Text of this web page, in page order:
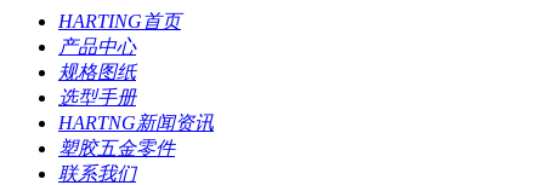
HARTING首页
产品中心
规格图纸
选型手册
HARTNG新闻资讯
塑胶五金零件
联系我们